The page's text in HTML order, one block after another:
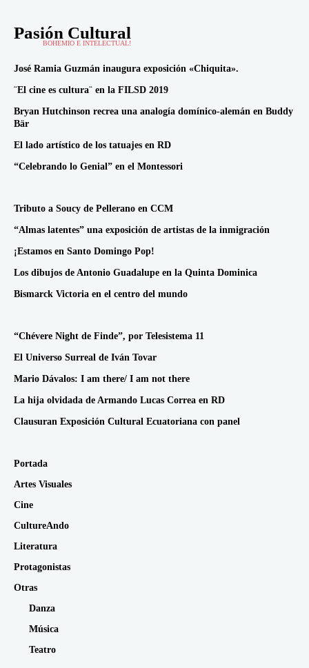
Pasión Cultural
BOHEMIO E INTELECTUAL!
José Ramia Guzmán inaugura exposición «Chiquita».
¨El cine es cultura¨ en la FILSD 2019
Bryan Hutchinson recrea una analogía domínico-alemán en Buddy
Bär
El lado artístico de los tatuajes en RD
“Celebrando lo Genial” en el Montessori
Tributo a Soucy de Pellerano en CCM
“Almas latentes” una exposición de artistas de la inmigración
¡Estamos en Santo Domingo Pop!
Los dibujos de Antonio Guadalupe en la Quinta Dominica
Bismarck Victoria en el centro del mundo
“Chévere Night de Finde”, por Telesistema 11
El Universo Surreal de Iván Tovar
Mario Dávalos: I am there/ I am not there
La hija olvidada de Armando Lucas Correa en RD
Clausuran Exposición Cultural Ecuatoriana con panel
Portada
Artes Visuales
Cine
CultureAndo
Literatura
Protagonistas
Otras
Danza
Música
Teatro